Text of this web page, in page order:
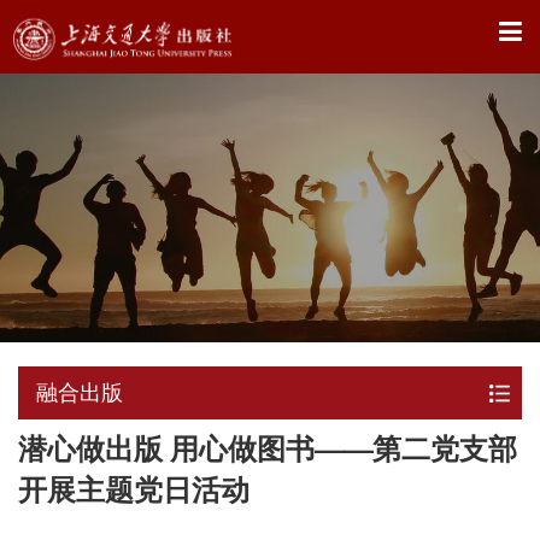
X
融合出版
潜心做出版 用心做图书——第二党支部
开展主题党日活动